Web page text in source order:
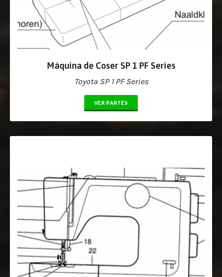
Máquina de Coser SP 1 PF Series
Toyota SP 1 PF Series
VER PARTES